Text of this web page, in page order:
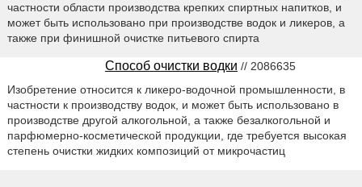
частности области производства крепких спиртных напитков, и
может быть использовано при производстве водок и ликеров, а
также при финишной очистке питьевого спирта
Способ очистки водки // 2086635
Изобретение относится к ликеро-водочной промышленности, в
частности к производству водок, и может быть использовано в
производстве другой алкогольной, а также безалкогольной и
парфюмерно-косметической продукции, где требуется высокая
степень очистки жидких композиций от микрочастиц